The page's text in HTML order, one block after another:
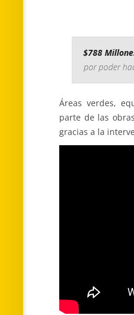
$788
por poder
Áreas verdes,
parte de las
gracias a la